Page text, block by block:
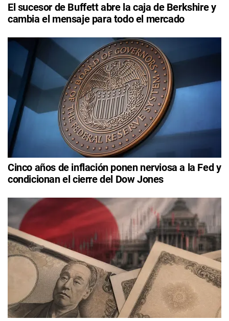
El sucesor de Buffett abre la caja de Berkshire y
cambia el mensaje para todo el mercado
Cinco años de inflación ponen nerviosa a la Fed y
condicionan el cierre del Dow Jones